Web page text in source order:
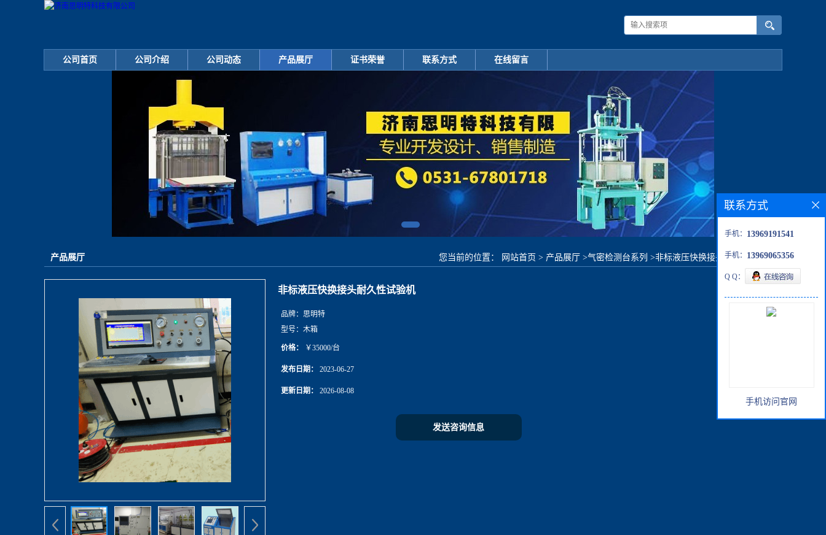
公司首页 公司介绍 公司动态 产品展厅 证书荣誉 联系方式 在线留言
产品展厅 您当前的位置： 网站首页 > 产品展厅 >气密检测台系列 >非标液压快换接头耐久性试验机
非标液压快换接头耐久性试验机
品牌： 思明特
型号： 木箱
价格： ￥35000/台
发布日期： 2023-06-27
更新日期： 2026-08-08
发送咨询信息
联系方式
手机： 13969191541
手机： 13969065356
Q Q：
手机访问官网